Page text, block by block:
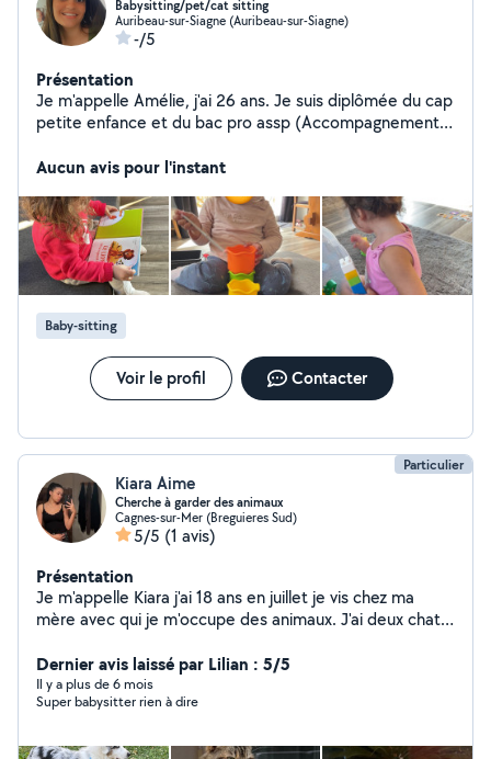
Babysitting/pet/cat sitting
Auribeau-sur-Siagne (Auribeau-sur-Siagne)
-/5
Présentation
Je m'appelle Amélie, j'ai 26 ans. Je suis diplômée du cap
petite enfance et du bac pro assp (Accompagnement
de 20mois. Je suis disponible pour des babysitting ainsi
enfants âgés de 0 à 12 ans (ancienne auxiliaire petite
enfance) et de l'expérience avec les personnes âgées
(ancienne aide-soignante ). Je fais régulièrement du
babysitting, je l'exerce depuis 7 ans. Je peux également
m'occuper des animaux de compagnie, Je me suis déjà
occupée d'un berger allemand et pas mal de chats. Je
suis véhiculée.
Aucun avis pour l'instant
Baby-sitting
Voir le profil Contacter
Particulier
Kiara Aime
Cherche à garder des animaux
Cagnes-sur-Mer (Breguieres Sud)
5/5 (1 avis)
Présentation
Je m'appelle Kiara j'ai 18 ans en juillet je vis chez ma
mère avec qui je m'occupe des animaux. J'ai deux chats
chaussée. Si mon annonce vous plaît n'hésitez pas à
m'envoyer un message.
Dernier avis laissé par Lilian : 5/5
Il y a plus de 6 mois
Super babysitter rien à dire